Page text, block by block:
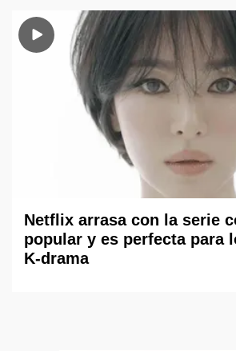
Netflix arrasa con la serie
popular y es perfecta para
K-drama